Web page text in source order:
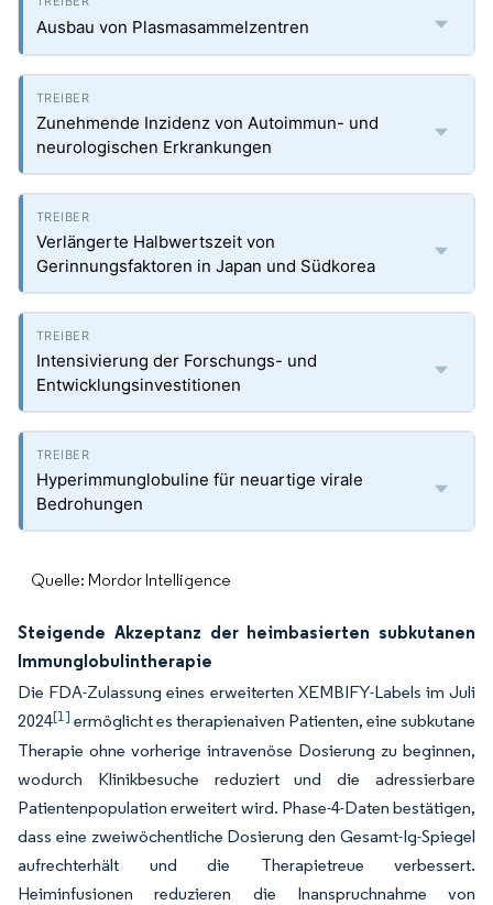
Ausbau von Plasmasammelzentren
Zunehmende Inzidenz von Autoimmun- und
neurologischen Erkrankungen
Verlängerte Halbwertszeit von
Gerinnungsfaktoren in Japan und Südkorea
Intensivierung der Forschungs- und
Entwicklungsinvestitionen
Hyperimmunglobuline für neuartige virale
Bedrohungen
Quelle: Mordor Intelligence
Steigende Akzeptanz der heimbasierten subkutanen
Immunglobulintherapie
Die FDA-Zulassung eines erweiterten XEMBIFY-Labels im Juli
2024[1] ermöglicht es therapienaiven Patienten, eine subkutane
Therapie ohne vorherige intravenöse Dosierung zu beginnen,
wodurch Klinikbesuche reduziert und die adressierbare
Patientenpopulation erweitert wird. Phase-4-Daten bestätigen,
dass eine zweiwöchentliche Dosierung den Gesamt-Ig-Spiegel
aufrechterhält und die Therapietreue verbessert.
Heiminfusionen reduzieren die Inanspruchnahme von